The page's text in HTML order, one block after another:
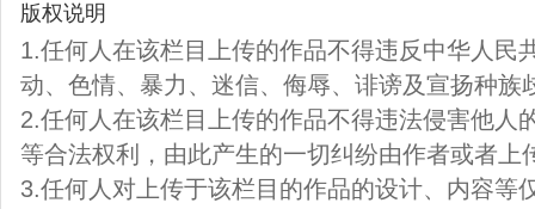
版权说明
1.任何人在该栏目上传的作品不得违反中华人民
动、色情、暴力、迷信、侮辱、诽谤及宣扬种族
2.任何人在该栏目上传的作品不得违法侵害他人
等合法权利，由此产生的一切纠纷由作者或者上
3.任何人对上传于该栏目的作品的设计、内容等